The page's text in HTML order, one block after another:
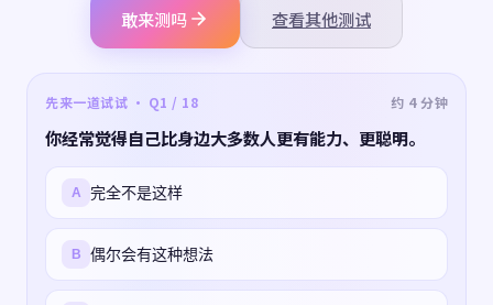
敢来测吗 查看其他测试
先来一道试试 · Q1 / 18 约 4 分钟
你经常觉得自己比身边大多数人更有能力、更聪明。
A 完全不是这样
B 偶尔会有这种想法